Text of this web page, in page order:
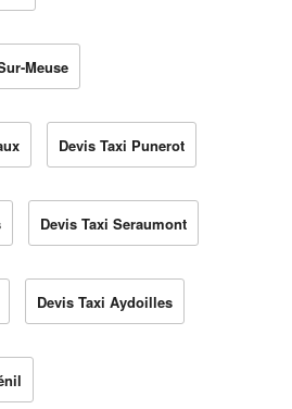
Meuse
Devis Taxi Punerot
Devis Taxi Seraumont
Devis Taxi Aydoilles